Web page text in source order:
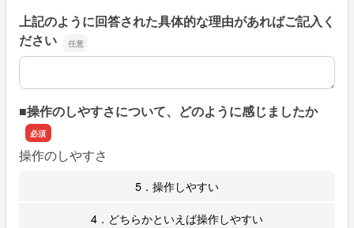
上記のように回答された具体的な理由があればご記入く
ださい
上記のように回答された具体的な理由があればご記入くだ
■操作のしやすさについて、どのように感じましたか
操作のしやすさ
5．操作しやすい
4．どちらかといえば操作しやすい